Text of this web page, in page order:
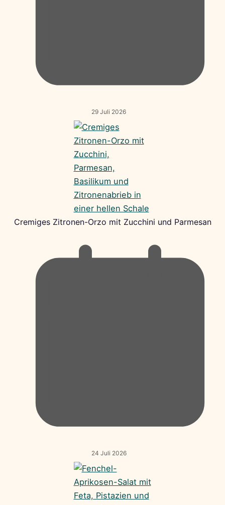
29 Juli 2026
Cremiges Zitronen-Orzo mit Zucchini und Parmesan
24 Juli 2026